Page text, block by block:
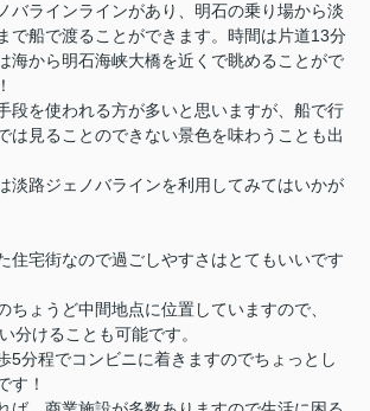
バラインラインがあり、明石の乗り場から淡
で船で渡ることができます。時間は片道13分
海から明石海峡大橋を近くで眺めることがで
段を使われる方が多いと思いますが、船で行
は見ることのできない景色を味わうことも出
淡路ジェノバラインを利用してみてはいかが
住宅街なので過ごしやすさはとてもいいです
ちょうど中間地点に位置していますので、
分けることも可能です。
5分程でコンビニに着きますのでちょっとし
す！